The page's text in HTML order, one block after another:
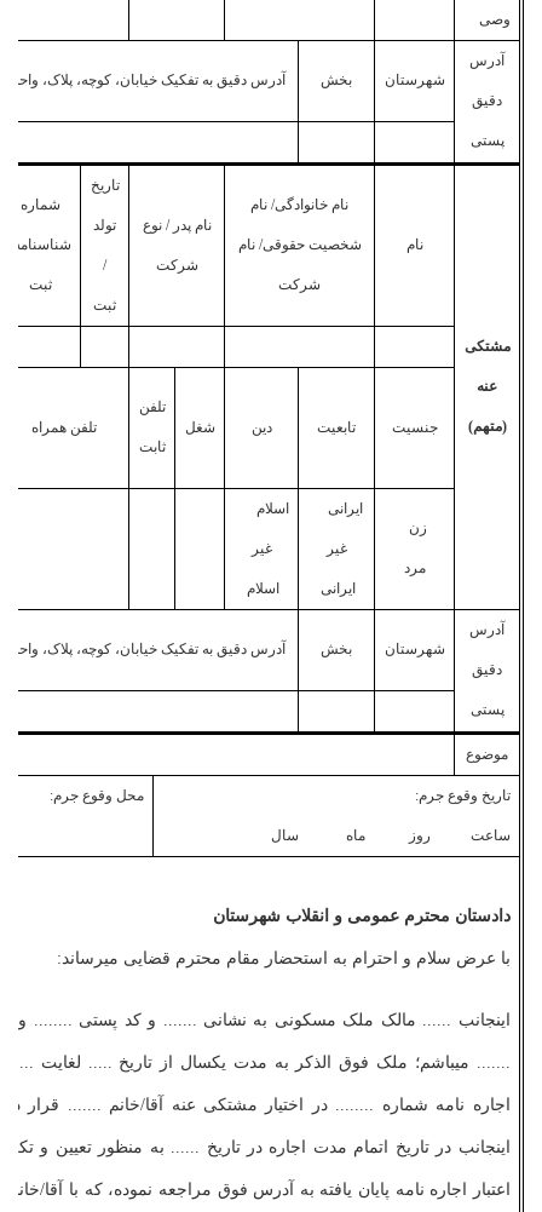
وصی
آدرس
دقیق
پستی
شهرستان بخش آدرس دقیق به تفکیک خیابان، کوچه، پلاک، واحد
مشتکی
عنه
(متهم)
نام
نام خانوادگی/ نام
شخصیت حقوقی/ نام
شرکت
نام پدر / نوع
شرکت
تاریخ
تولد
/
ثبت
شماره
شناسنامه/
ثبت
جنسیت تابعیت دین شغل
تلفن
ثابت
تلفن همراه
زن
مرد
ایرانی
غیر
ایرانی
اسلام
غیر
اسلام
آدرس
دقیق
پستی
شهرستان بخش آدرس دقیق به تفکیک خیابان، کوچه، پلاک، واحد
موضوع
تاریخ وقوع جرم:
ساعت روز ماه سال
محل وقوع جرم:
دادستان محترم عمومی و انقلاب شهرستان
با عرض سلام و احترام به استحضار مقام محترم قضایی می­رساند:
اینجانب ...... مالک ملک مسکونی به نشانی ....... و کد پستی ........ و
....... می­باشم؛ ملک فوق ­الذکر به مدت یکسال از تاریخ ..... لغایت
اجاره­ نامه شماره ........ در اختیار مشتکی ­عنه آقا/خانم ....... قرار
اینجانب در تاریخ اتمام مدت اجاره در تاریخ ...... به منظور تعیین و
اعتبار اجاره ­نامه پایان­ یافته به آدرس فوق مراجعه نموده، که با آقا/